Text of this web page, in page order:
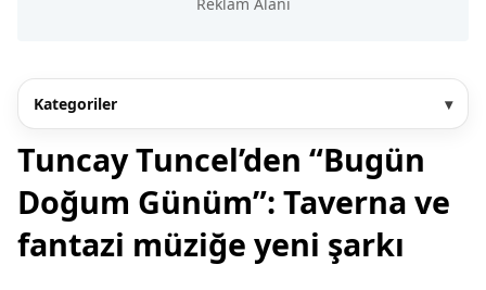
Kategoriler ▾
Tuncay Tuncel’den “Bugün
Doğum Günüm”: Taverna ve
fantazi müziğe yeni şarkı